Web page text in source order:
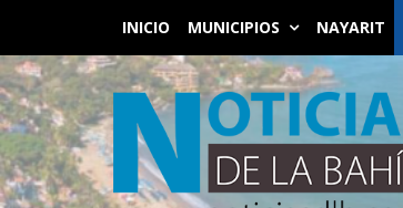
INICIO MUNICIPIOS NAYARIT